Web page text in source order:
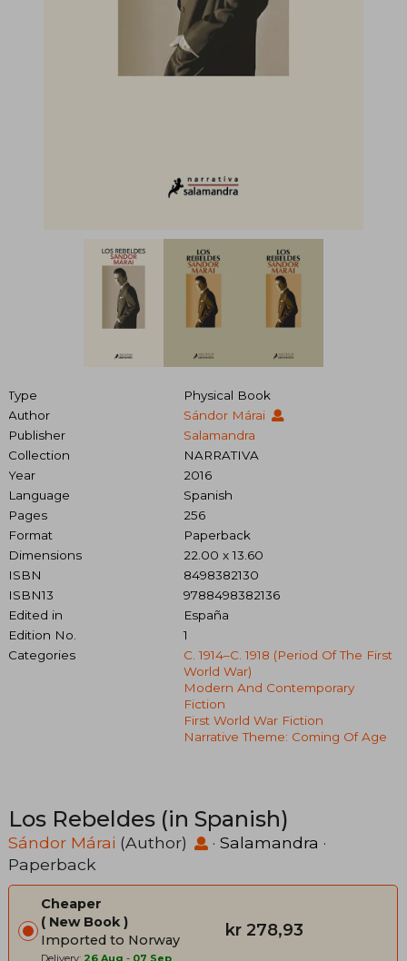
Type
Physical Book
Author
Sándor Márai
Publisher
Salamandra
Collection
NARRATIVA
Year
2016
Language
Spanish
Pages
256
Format
Paperback
Dimensions
22.00 x 13.60
ISBN
8498382130
ISBN13
9788498382136
Edited in
España
Edition No.
1
Categories
C. 1914–C. 1918 (period Of The First
World War)
Modern And Contemporary
Fiction
First World War Fiction
Narrative Theme: Coming Of Age
Los Rebeldes (in Spanish)
Sándor Márai (Author) · Salamandra ·
Paperback
Cheaper
New Book
Imported to Norway
kr 278,93